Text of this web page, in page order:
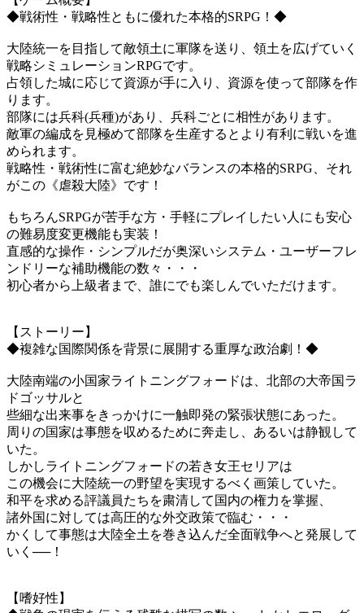
◆戦術性・戦略性ともに優れた本格的SRPG！◆
大陸統一を目指して敵領土に軍隊を送り、領土を広げていく
戦略シミュレーションRPGです。
占領した城に応じて資源が手に入り、資源を使って部隊を作
ります。
部隊には兵科(兵種)があり、兵科ごとに相性があります。
敵軍の編成を見極めて部隊を生産するとより有利に戦いを進
められます。
戦略性・戦術性に富む絶妙なバランスの本格的SRPG、それ
がこの《虐殺大陸》です！
もちろんSRPGが苦手な方・手軽にプレイしたい人にも安心
の難易度変更機能も実装！
直感的な操作・シンプルだが奥深いシステム・ユーザーフレ
ンドリーな補助機能の数々・・・
初心者から上級者まで、誰にでも楽しんでいただけます。
【ストーリー】
◆複雑な国際関係を背景に展開する重厚な政治劇！◆
大陸南端の小国家ライトニングフォードは、北部の大帝国ラ
ドゴッサルと
些細な出来事をきっかけに一触即発の緊張状態にあった。
周りの国家は事態を収めるために奔走し、あるいは静観して
いた。
しかしライトニングフォードの若き女王セリアは
この機会に大陸統一の野望を実現するべく画策していた。
和平を求める評議員たちを粛清して国内の権力を掌握、
諸外国に対しては高圧的な外交政策で臨む・・・
かくして事態は大陸全土を巻き込んだ全面戦争へと発展して
いく──！
【嗜好性】